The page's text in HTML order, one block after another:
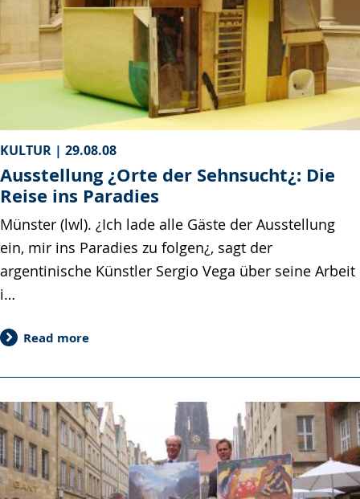
KULTUR | 29.08.08
Ausstellung ¿Orte der Sehnsucht¿: Die
Reise ins Paradies
Münster (lwl). ¿Ich lade alle Gäste der Ausstellung
ein, mir ins Paradies zu folgen¿, sagt der
argentinische Künstler Sergio Vega über seine Arbeit
i…
Read more